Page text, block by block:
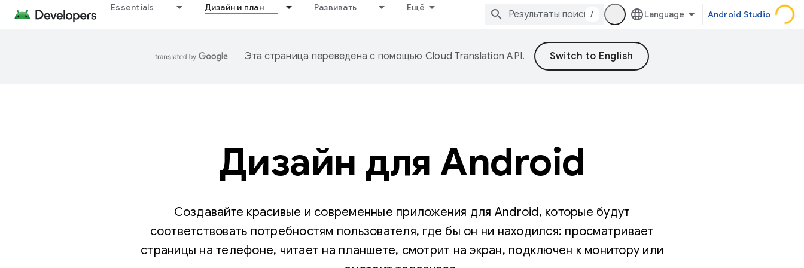
Essentials Дизайн и план Развивать Ещё
/ Android Studio
Эта страница переведена с помощью Cloud Translation API.
Дизайн для Android
Создавайте красивые и современные приложения для Android, которые будут
соответствовать потребностям пользователя, где бы он ни находился: просматривает
страницы на телефоне, читает на планшете, смотрит на экран, подключен к монитору или